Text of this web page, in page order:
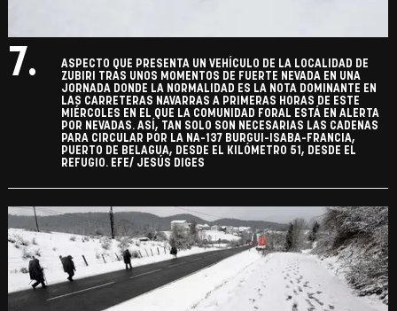
7.
ASPECTO QUE PRESENTA UN VEHÍCULO DE LA LOCALIDAD DE
ZUBIRI TRAS UNOS MOMENTOS DE FUERTE NEVADA EN UNA
JORNADA DONDE LA NORMALIDAD ES LA NOTA DOMINANTE EN
LAS CARRETERAS NAVARRAS A PRIMERAS HORAS DE ESTE
MIÉRCOLES EN EL QUE LA COMUNIDAD FORAL ESTÁ EN ALERTA
POR NEVADAS. ASÍ, TAN SOLO SON NECESARIAS LAS CADENAS
PARA CIRCULAR POR LA NA-137 BURGUI-ISABA-FRANCIA,
PUERTO DE BELAGUA, DESDE EL KILÓMETRO 51, DESDE EL
REFUGIO. EFE/ JESÚS DIGES